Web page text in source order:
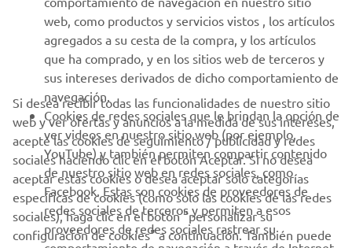
BOLETÍN DE NOTICIAS
Sé el primero en enterarte de las últimas ofertas, eventos
especiales, novedades
SUSCRÍBETE
Lea nuestra Política de Privacidad para saber cómo procesamos
sus datos personales: Política de Privacidad
web, como productos y servicios vistos , los artículos
agregados a su cesta de la compra, y los artículos
que ha comprado, y en los sitios web de terceros y
sus intereses derivados de dicho comportamiento de
navegación.
Cookies de redes sociales que le brindan la opción de
ver videos en nuestro sitio web (por ejemplo,
YouTube) y también permiten compartir contenido
de nuestro sitio web en redes sociales, como
Facebook. Estas son cookies de proveedores de
redes sociales de terceros y permiten a esos
proveedores de redes sociales rastrear su
Si desea recibir todas las funcionalidades de nuestro sitio
web y ver ofertas y anuncios a la medida de sus intereses,
acepte las cookies de seguimiento / publicidad y redes
sociales haciendo clic en el botón Aceptar. Si no desea
aceptar estas cookies o desea aceptar solo categorías
específicas de cookies (como solo las cookies de las redes
sociales), haga clic en el botón "personalizar su
configuración de cookies" a continuación. También puede